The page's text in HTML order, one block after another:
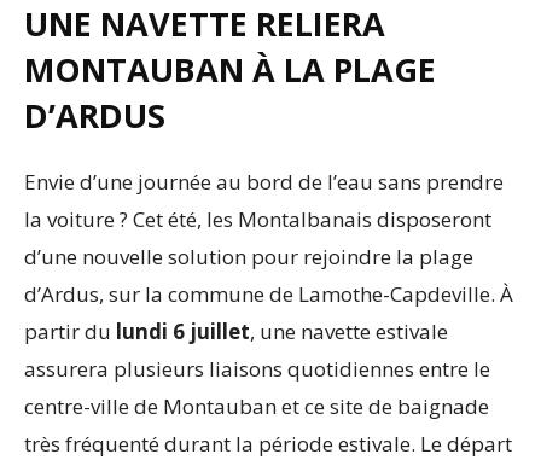
UNE NAVETTE RELIERA
MONTAUBAN À LA PLAGE
D’ARDUS
Envie d’une journée au bord de l’eau sans prendre
la voiture ? Cet été, les Montalbanais disposeront
d’une nouvelle solution pour rejoindre la plage
d’Ardus, sur la commune de Lamothe-Capdeville. À
partir du lundi 6 juillet, une navette estivale
assurera plusieurs liaisons quotidiennes entre le
centre-ville de Montauban et ce site de baignade
très fréquenté durant la période estivale. Le départ